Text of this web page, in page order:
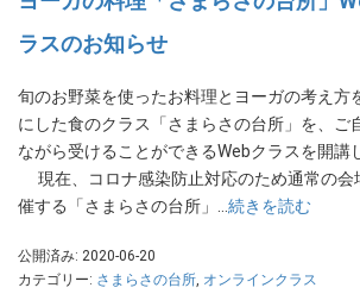
ラスのお知らせ
旬のお野菜を使ったお料理とヨーガの考え方
にした食のクラス「さまらさの台所」を、ご
ながら受けることができるWebクラスを開講
現在、コロナ感染防止対応のため通常の会
催する「さまらさの台所」… 続きを読む
公開済み: 2020-06-20
カテゴリー: さまらさの台所, オンラインクラス